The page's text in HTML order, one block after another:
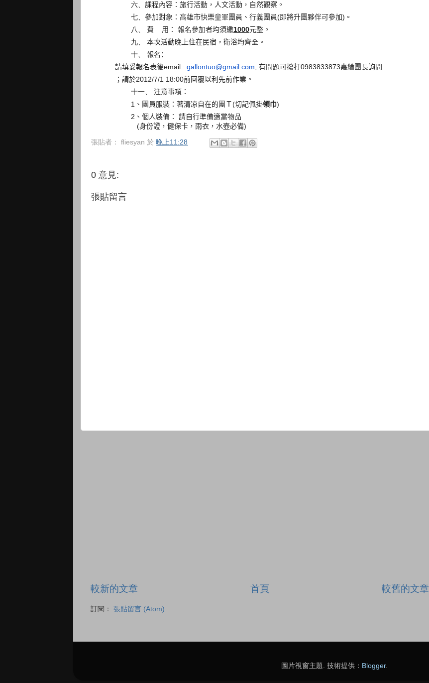
六、 課程內容：旅行活動，人文活動，自然觀察。
七、 參加對象：高雄市快樂童軍團員、行義團員(即將升團夥伴可參加) 。
八、
費 用： 報名參加者均須繳1000元整。
九、
本次活動晚上住在民宿，衛浴均齊全。
十、
報名：
請填妥報名表後email : gallontuo@gmail.com, 有問題可撥打0983833873嘉綸團長詢問
；請於2012/7/1 18:00前回覆以利先前作業。
十一、
注意事項：
1、團員服裝：著清凉自在的團Ｔ(切記佩掛領巾)
2 、個人裝備：
請自行準備適當物品
(身份證，健保卡，雨衣，水壺必備)
張貼者： fliesyan 於 晚上11:28
0 意見:
張貼留言
較新的文章 較舊的文章
首頁
訂閱： 張貼留言 (Atom)
圖片視窗主題. 技術提供： Blogger.